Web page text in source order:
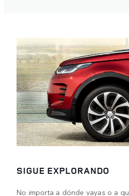
SIGUE EXPLORANDO
No importa a dónde vayas o a